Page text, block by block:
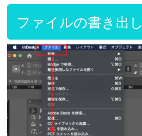
ファイルの書き出し